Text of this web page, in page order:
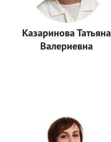
Казаринова Татьяна
Валериевна